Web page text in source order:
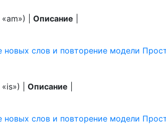
«am») | Описание
слов и повторение модели
| Описание
слов и повторение модели